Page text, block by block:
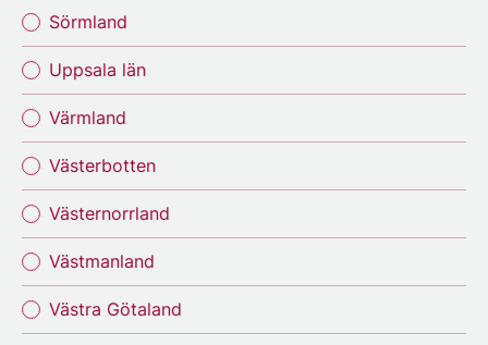
Sörmland
Uppsala län
Värmland
Västerbotten
Västernorrland
Västmanland
Västra Götaland